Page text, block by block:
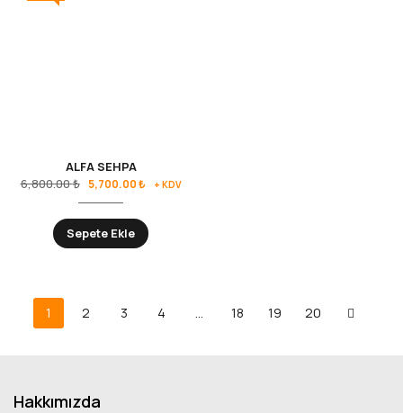
ALFA SEHPA
6,800.00₺ 5,700.00₺ + KDV
Sepete Ekle
1 2 3 4 … 18 19 20
Hakkımızda